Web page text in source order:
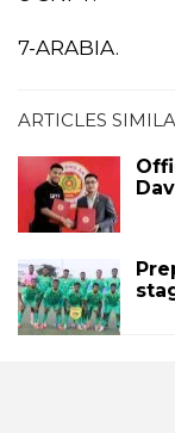
7-ARABIA.
ARTICLES